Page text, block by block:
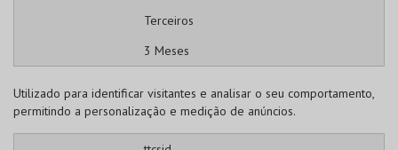
Terceiros
3 Meses
Utilizado para identificar visitantes e analisar o seu comportamento,
permitindo a personalização e medição de anúncios.